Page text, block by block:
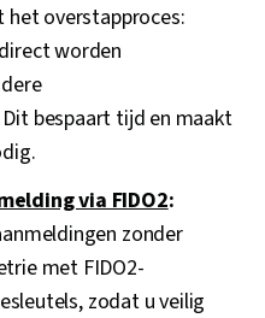
het overstapproces:
worden
bespaart tijd en maakt
via FIDO2:
zonder
met FIDO2-
zodat u veilig